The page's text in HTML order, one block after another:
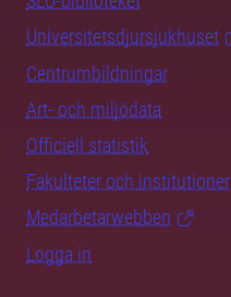
Universitetsdjursjukhuset
Centrumbildningar
Art- och miljödata
Officiell statistik
Fakulteter och institutioner
Medarbetarwebben
Logga in